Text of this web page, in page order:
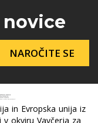
novice
NAROČITE SE
in Evropska unija iz
v okviru Vavčerja za